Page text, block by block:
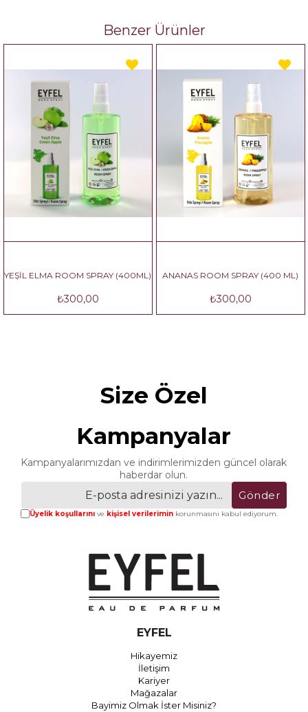
Benzer Ürünler
ROOM SPRAY (400ML)
₺300,00
ANANAS ROOM SPRAY (400 ML)
₺300,00
Size Özel
Kampanyalar
Kampanyalarımızdan ve indirimlerimizden güncel olarak
haberdar olun.
Gönder
Üyelik koşullarınıve kişisel verileriminkorunmasını kabul ediyorum.
EYFEL
Hikayemiz
İletişim
Kariyer
Mağazalar
Bayimiz Olmak İster Misiniz?